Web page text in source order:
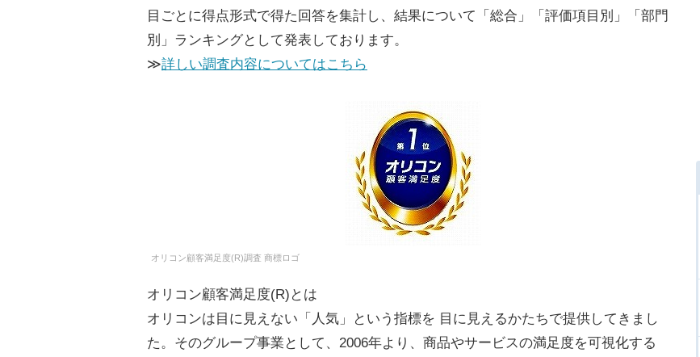
目ごとに得点形式で得た回答を集計し、結果について「総合」「評価項目別」「部門
別」ランキングとして発表しております。
≫詳しい調査内容についてはこちら
オリコン顧客満足度(R)調査 商標ロゴ
オリコン顧客満足度(R)とは
オリコンは目に見えない「人気」という指標を 目に見えるかたちで提供してきまし
た。そのグループ事業として、2006年より、商品やサービスの満足度を可視化する